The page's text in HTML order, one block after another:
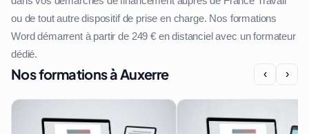
ou de tout autre dispositif de prise en charge. Nos formations
Word démarrent à partir de 249 € en distanciel avec un formateur
dédié.
Nos formations à Auxerre ‹ ›